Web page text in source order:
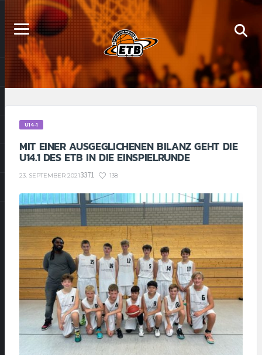
U14-1
MIT EINER AUSGEGLICHENEN BILANZ GEHT DIE
U14.1 DES ETB IN DIE EINSPIELRUNDE
23. SEPTEMBER 20213371 138